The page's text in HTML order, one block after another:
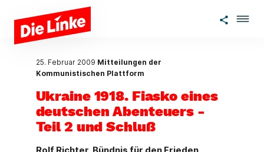
Zum Hauptinhalt springen
25. Februar 2009 Mitteilungen der
Kommunistischen Plattform
Ukraine 1918. Fiasko eines
deutschen Abenteuers -
Teil 2 und Schluß